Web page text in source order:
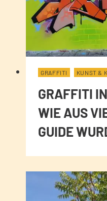
GRAFFITI KUNST &
GRAFFITI
WIE AUS
GUIDE